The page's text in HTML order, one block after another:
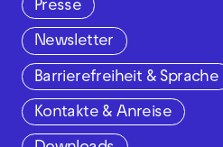
Presse
Newsletter
Barrierefreiheit & Sprache
Kontakte & Anreise